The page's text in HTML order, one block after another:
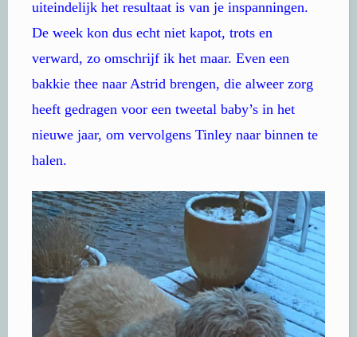
uiteindelijk het resultaat is van je inspanningen.
De week kon dus echt niet kapot, trots en
verward, zo omschrijf ik het maar. Even een
bakkie thee naar Astrid brengen, die alweer zorg
heeft gedragen voor een tweetal baby’s in het
nieuwe jaar, om vervolgens Tinley naar binnen te
halen.